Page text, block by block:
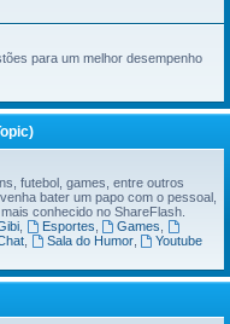
para um melhor desempenho
futebol, games, entre outros
bater um papo com o pessoal,
conhecido no ShareFlash.
, Esportes Games
, Sala do Humor,
Youtube